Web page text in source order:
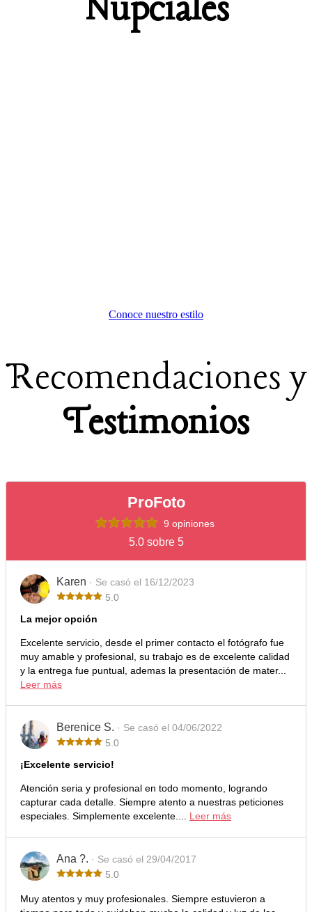
Nupciales
Conoce nuestro estilo
Recomendaciones y
Testimonios
ProFoto
9 opiniones
5.0 sobre 5
Karen · Se casó el 16/12/2023
5.0
La mejor opción
Excelente servicio, desde el primer contacto el fotógrafo fue
muy amable y profesional, su trabajo es de excelente calidad
y la entrega fue puntual, ademas la presentación de mater...
Leer más
Berenice S. · Se casó el 04/06/2022
5.0
¡Excelente servicio!
Atención seria y profesional en todo momento, logrando
capturar cada detalle. Siempre atento a nuestras peticiones
especiales. Simplemente excelente.... Leer más
Ana ?. · Se casó el 29/04/2017
5.0
Muy atentos y muy profesionales. Siempre estuvieron a